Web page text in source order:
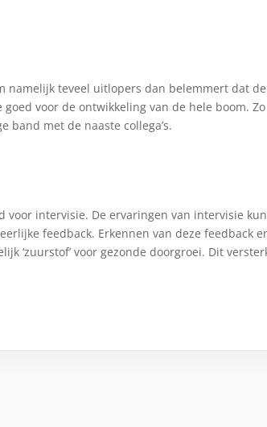
teveel uitlopers dan belemmert dat
voor de ontwikkeling van de hele boom.
met de naaste collega’s.
intervisie. De ervaringen van intervisie
feedback. Erkennen van deze feedback
‘zuurstof’ voor gezonde doorgroei. Dit